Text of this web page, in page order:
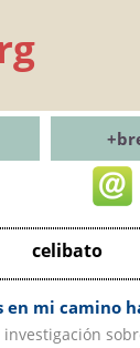
celibato
en mi camino